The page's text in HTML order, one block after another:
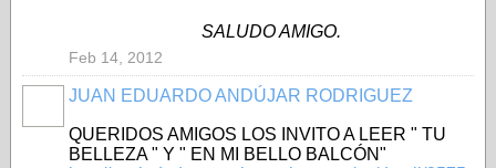
SALUDO AMIGO.
Feb 14, 2012
JUAN EDUARDO ANDÚJAR RODRIGUEZ
QUERIDOS AMIGOS LOS INVITO A LEER " TU
BELLEZA " Y " EN MI BELLO BALCÓN"